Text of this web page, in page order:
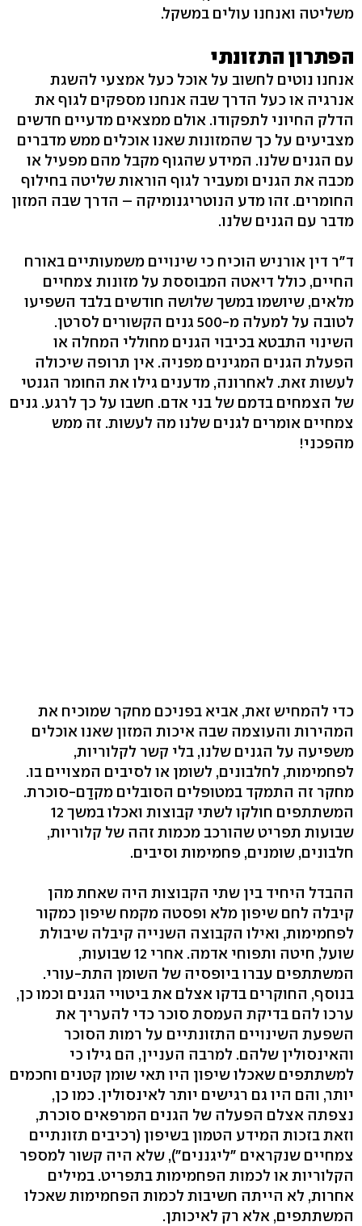
משליטה ואנחנו עולים במשקל.
הפתרון התזונתי
אנחנו נוטים לחשוב על אוכל כעל אמצעי להשגת
אנרגיה או כעל הדרך שבה אנחנו מספקים לגוף את
הדלק החיוני לתפקודו. אולם ממצאים מדעיים חדשים
מצביעים על כך שהמזונות שאנו אוכלים ממש מדברים
עם הגנים שלנו. המידע שהגוף מקבל מהם מפעיל או
מכבה את הגנים ומעביר לגוף הוראות שליטה בחילוף
החומרים. זהו מדע הנוטריגנומיקה – הדרך שבה המזון
מדבר עם הגנים שלנו.
ד"ר דין אורניש הוכיח כי שינויים משמעותיים באורח
החיים, כולל דיאטה המבוססת על מזונות צמחיים
מלאים, שיושמו במשך שלושה חודשים בלבד השפיעו
לטובה על למעלה מ-500 גנים הקשורים לסרטן.
השינוי התבטא בכיבוי הגנים מחוללי המחלה או
הפעלת הגנים המגינים מפניה. אין תרופה שיכולה
לעשות זאת. לאחרונה, מדענים גילו את החומר הגנטי
של הצמחים בדמם של בני אדם. חשבו על כך לרגע. גנים
צמחיים אומרים לגנים שלנו מה לעשות. זה ממש
מהפכני!
כדי להמחיש זאת, אביא בפניכם מחקר שמוכיח את
המהירות והעוצמה שבה איכות המזון שאנו אוכלים
משפיעה על הגנים שלנו, בלי קשר לקלוריות,
לפחמימות, לחלבונים, לשומן או לסיבים המצויים בו.
מחקר זה התמקד במטופלים הסובלים מקדַם-סוכרת.
המשתתפים חולקו לשתי קבוצות ואכלו במשך 12
שבועות תפריט שהורכב מכמות זהה של קלוריות,
חלבונים, שומנים, פחמימות וסיבים.
ההבדל היחיד בין שתי הקבוצות היה שאחת מהן
קיבלה לחם שיפון מלא ופסטה מקמח שיפון כמקור
לפחמימות, ואילו הקבוצה השנייה קיבלה שיבולת
שועל, חיטה ותפוחי אדמה. אחרי 12 שבועות,
המשתתפים עברו ביופסיה של השומן התת-עורי.
בנוסף, החוקרים בדקו אצלם את ביטויי הגנים וכמו כן,
ערכו להם בדיקת העמסת סוכר כדי להעריך את
השפעת השינויים התזונתיים על רמות הסוכר
והאינסולין שלהם. למרבה העניין, הם גילו כי
למשתתפים שאכלו שיפון היו תאי שומן קטנים וחכמים
יותר, והם היו גם רגישים יותר לאינסולין. כמו כן,
נצפתה אצלם הפעלה של הגנים המרפאים סוכרת,
וזאת בזכות המידע הטמון בשיפון (רכיבים תזונתיים
צמחיים שנקראים "ליגננים"), שלא היה קשור למספר
הקלוריות או לכמות הפחמימות בתפריט. במילים
אחרות, לא הייתה חשיבות לכמות הפחמימות שאכלו
המשתתפים, אלא רק לאיכותן.